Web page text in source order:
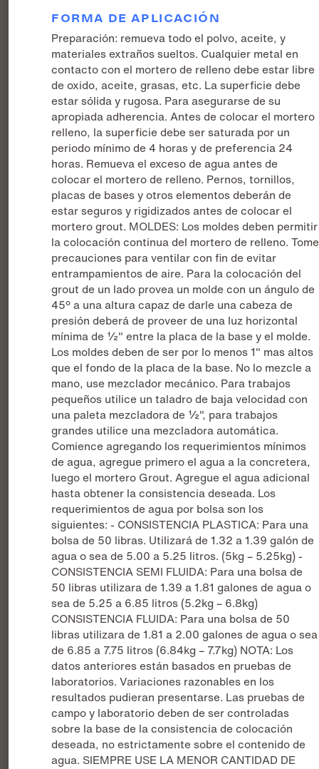
FORMA DE APLICACIÓN
Preparación: remueva todo el polvo, aceite, y
materiales extraños sueltos. Cualquier metal en
contacto con el mortero de relleno debe estar libre
de oxido, aceite, grasas, etc. La superficie debe
estar sólida y rugosa. Para asegurarse de su
apropiada adherencia. Antes de colocar el mortero
relleno, la superficie debe ser saturada por un
periodo mínimo de 4 horas y de preferencia 24
horas. Remueva el exceso de agua antes de
colocar el mortero de relleno. Pernos, tornillos,
placas de bases y otros elementos deberán de
estar seguros y rigidizados antes de colocar el
mortero grout. MOLDES: Los moldes deben permitir
la colocación continua del mortero de relleno. Tome
precauciones para ventilar con fin de evitar
entrampamientos de aire. Para la colocación del
grout de un lado provea un molde con un ángulo de
45º a una altura capaz de darle una cabeza de
presión deberá de proveer de una luz horizontal
mínima de ½" entre la placa de la base y el molde.
Los moldes deben de ser por lo menos 1" mas altos
que el fondo de la placa de la base. No lo mezcle a
mano, use mezclador mecánico. Para trabajos
pequeños utilice un taladro de baja velocidad con
una paleta mezcladora de ½", para trabajos
grandes utilice una mezcladora automática.
Comience agregando los requerimientos mínimos
de agua, agregue primero el agua a la concretera,
luego el mortero Grout. Agregue el agua adicional
hasta obtener la consistencia deseada. Los
requerimientos de agua por bolsa son los
siguientes: - CONSISTENCIA PLASTICA: Para una
bolsa de 50 libras. Utilizará de 1.32 a 1.39 galón de
agua o sea de 5.00 a 5.25 litros. (5kg – 5.25kg) -
CONSISTENCIA SEMI FLUIDA: Para una bolsa de
50 libras utilizara de 1.39 a 1.81 galones de agua o
sea de 5.25 a 6.85 litros (5.2kg – 6.8kg)
CONSISTENCIA FLUIDA: Para una bolsa de 50
libras utilizara de 1.81 a 2.00 galones de agua o sea
de 6.85 a 7.75 litros (6.84kg – 7.7kg) NOTA: Los
datos anteriores están basados en pruebas de
laboratorios. Variaciones razonables en los
resultados pudieran presentarse. Las pruebas de
campo y laboratorio deben de ser controladas
sobre la base de la consistencia de colocación
deseada, no estrictamente sobre el contenido de
agua. SIEMPRE USE LA MENOR CANTIDAD DE